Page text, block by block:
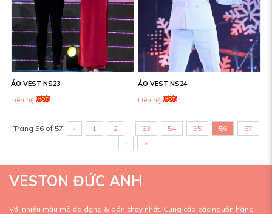
ÁO VEST NS23
Liên hệ
ÁO VEST NS24
Liên hệ
Trang 56 of 57 ‹ 1 2 53 54 55 56
57
›
››
VESTON ĐỨC ANH
Với nhiều mẫu mã đa dạng & bán chạy nhất. Cung cấp các nguồn hàng